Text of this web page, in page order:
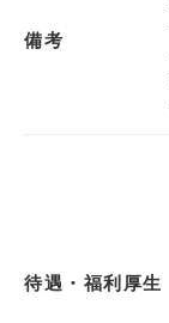
備考
待遇・福利厚生